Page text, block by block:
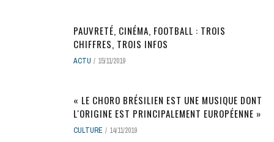
PAUVRETÉ, CINÉMA, FOOTBALL : TROIS
CHIFFRES, TROIS INFOS
ACTU 15/11/2019
« LE CHORO BRÉSILIEN EST UNE MUSIQUE DONT
L'ORIGINE EST PRINCIPALEMENT EUROPÉENNE »
CULTURE 14/11/2019